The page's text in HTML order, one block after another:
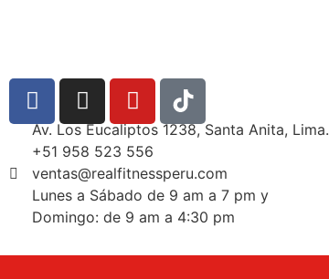
Av. Los Eucaliptos 1238, Santa Anita, Lima.
+51 958 523 556
ventas@realfitnessperu.com
Lunes a Sábado de 9 am a 7 pm y
Domingo: de 9 am a 4:30 pm